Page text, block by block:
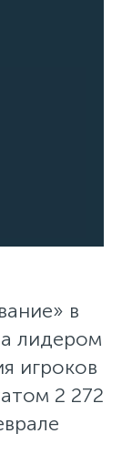
в
лидером
игроков
2 272